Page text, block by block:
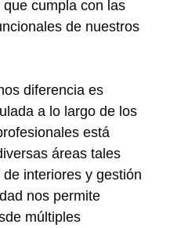
cumpla con las
de nuestros
diferencia es
a lo largo de los
está
áreas tales
interiores y gestión
nos permite
múltiples